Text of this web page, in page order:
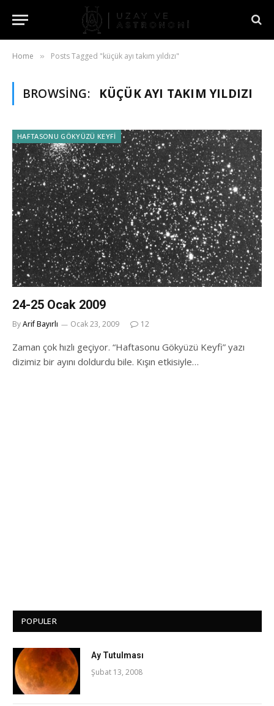
Home » Posts Tagged "küçük ayı takım yıldızı"
BROWSING: KÜÇÜK AYI TAKIM YILDIZI
HAFTASONU GÖKYÜZÜ KEYFI
24-25 Ocak 2009
ByArif Bayırlı Ocak 23, 2009 12
Zaman çok hızlı geçiyor. “Haftasonu Gökyüzü Keyfi” yazı
dizimiz bir ayını doldurdu bile. Kışın etkisiyle…
POPULER
Ay Tutulması
Şubat 13, 2008